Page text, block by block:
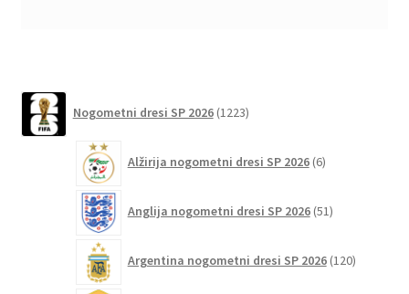
Nogometni dresi SP 2026 1223izdelkov
Alžirija nogometni dresi SP 2026 6izdelkov
Anglija nogometni dresi SP 2026 51izdelkov
Argentina nogometni dresi SP 2026 120izdelkov